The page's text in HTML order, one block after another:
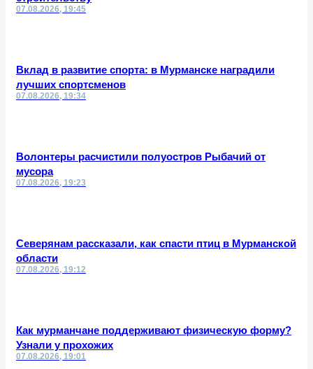
07.08.2026, 19:45
Вклад в развитие спорта: в Мурманске наградили
лучших спортсменов
07.08.2026, 19:34
Волонтеры расчистили полуостров Рыбачий от
мусора
07.08.2026, 19:23
Северянам рассказали, как спасти птиц в Мурманской
области
07.08.2026, 19:12
Как мурманчане поддерживают физическую форму?
Узнали у прохожих
07.08.2026, 19:01